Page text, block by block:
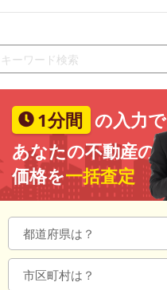
1分間 の入力で
あなたの不動産の
価格を一括査定